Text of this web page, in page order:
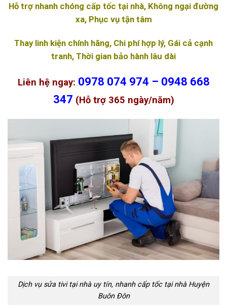
Hỗ trợ nhanh chóng cấp tốc tại nhà, Không ngại đường
xa, Phục vụ tận tâm
Thay linh kiện chính hãng, Chi phí hợp lý, Gái cả cạnh
tranh, Thời gian bảo hành lâu dài
Liên hệ ngay: 0978 074 974 – 0948 668
347 (Hỗ trợ 365 ngày/năm)
Dịch vụ sửa tivi tại nhà uy tín, nhanh cấp tốc tại nhà Huyện
Buôn Đôn